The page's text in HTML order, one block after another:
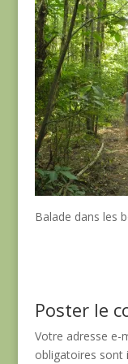
Balade dans les
Poster le
Votre adresse e-
obligatoires sont